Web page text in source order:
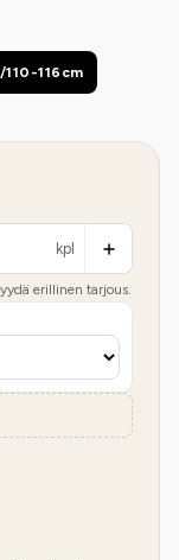
116cm
kpl
erillinen tarjous.